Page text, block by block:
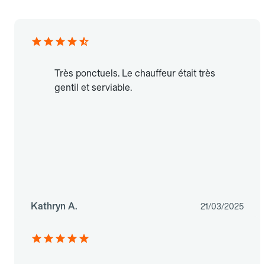
Très ponctuels. Le chauffeur était très
gentil et serviable.
Kathryn A. 21/03/2025